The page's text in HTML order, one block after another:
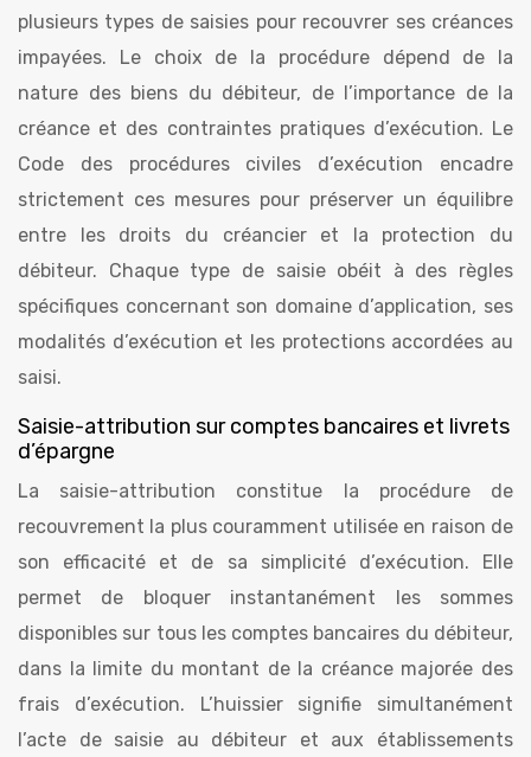
plusieurs types de saisies pour recouvrer ses créances
impayées. Le choix de la procédure dépend de la
nature des biens du débiteur, de l’importance de la
créance et des contraintes pratiques d’exécution. Le
Code des procédures civiles d’exécution encadre
strictement ces mesures pour préserver un équilibre
entre les droits du créancier et la protection du
débiteur. Chaque type de saisie obéit à des règles
spécifiques concernant son domaine d’application, ses
modalités d’exécution et les protections accordées au
saisi.
Saisie-attribution sur comptes bancaires et livrets
d’épargne
La saisie-attribution constitue la procédure de
recouvrement la plus couramment utilisée en raison de
son efficacité et de sa simplicité d’exécution. Elle
permet de bloquer instantanément les sommes
disponibles sur tous les comptes bancaires du débiteur,
dans la limite du montant de la créance majorée des
frais d’exécution. L’huissier signifie simultanément
l’acte de saisie au débiteur et aux établissements